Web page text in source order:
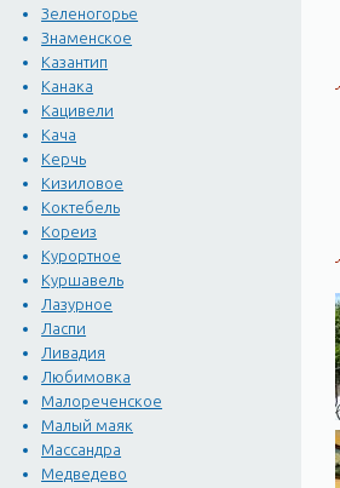
Зеленогорье
Знаменское
Казантип
Канака
Кацивели
Кача
Керчь
Кизиловое
Коктебель
Кореиз
Курортное
Куршавель
Лазурное
Ласпи
Ливадия
Любимовка
Малореченское
Малый маяк
Массандра
Медведево